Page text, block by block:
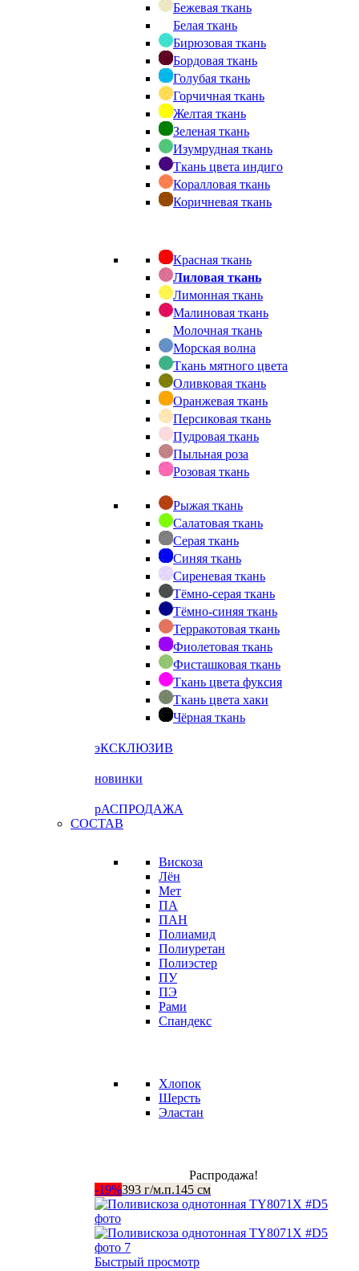
Бежевая ткань
Белая ткань
Бирюзовая ткань
Бордовая ткань
Голубая ткань
Горчичная ткань
Желтая ткань
Зеленая ткань
Изумрудная ткань
Ткань цвета индиго
Коралловая ткань
Коричневая ткань
Красная ткань
Лиловая ткань
Лимонная ткань
Малиновая ткань
Молочная ткань
Морская волна
Ткань мятного цвета
Оливковая ткань
Оранжевая ткань
Персиковая ткань
Пудровая ткань
Пыльная роза
Розовая ткань
Рыжая ткань
Салатовая ткань
Серая ткань
Синяя ткань
Сиреневая ткань
Тёмно-серая ткань
Тёмно-синяя ткань
Терракотовая ткань
Фиолетовая ткань
Фисташковая ткань
Ткань цвета фуксия
Ткань цвета хаки
Чёрная ткань
эКСКЛЮЗИВ
новинки
рАСПРОДАЖА
СОСТАВ
Вискоза
Лён
Мет
ПА
ПАН
Полиамид
Полиуретан
Полиэстер
ПУ
ПЭ
Рами
Спандекс
Хлопок
Шерсть
Эластан
Распродажа!
-19%393 г/м.п.145 см
Быстрый просмотр